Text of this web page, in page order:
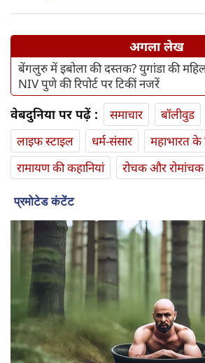
अगला लेख
बेंगलुरु में इबोला की दस्तक? युगांडा की
NIV पुणे की रिपोर्ट पर टिकीं नजरें
वेबदुनिया पर पढ़ें : समाचार बॉलीवुड
लाइफ स्‍टाइल
धर्म-संसार
महाभारत के
रामायण की कहानियां
रोचक और रोमांचक